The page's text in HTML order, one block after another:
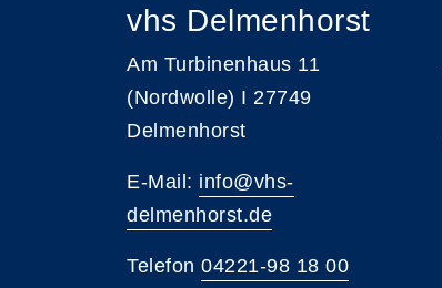
vhs Delmenhorst
Am Turbinenhaus 11
(Nordwolle) I 27749
Delmenhorst
E-Mail: info@vhs-
delmenhorst.de
Telefon 04221-98 18 00